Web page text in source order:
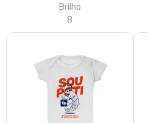
Brilho
8